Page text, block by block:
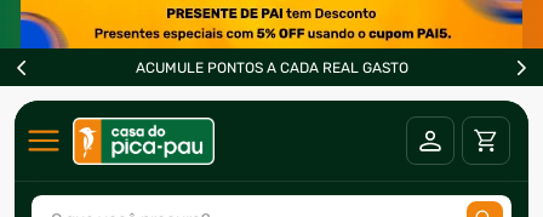
ACUMULE PONTOS A CADA REAL GASTO
O que você procura?